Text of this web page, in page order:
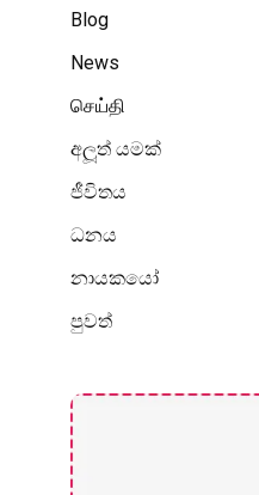
Blog
News
செய்தி
අලූත් යමක්
ජීවිතය
ධනය
නායකයෝ
පුවත්